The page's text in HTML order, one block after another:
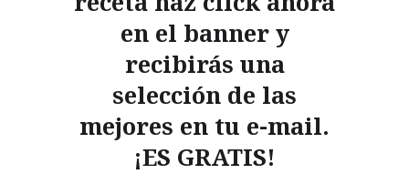
en el banner y
recibirás una
selección de las
mejores en tu e-mail.
¡ES GRATIS!